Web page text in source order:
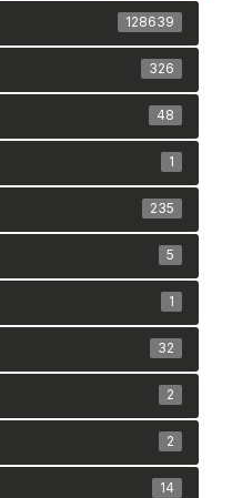
128639
326
48
1
235
5
1
32
2
2
14